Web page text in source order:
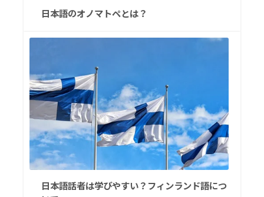
日本語のオノマトペとは？
日本語話者は学びやすい？フィンランド語につ